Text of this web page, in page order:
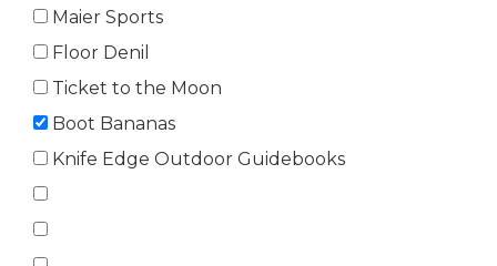
Maier Sports
Floor Denil
Ticket to the Moon
Boot Bananas
Knife Edge Outdoor Guidebooks